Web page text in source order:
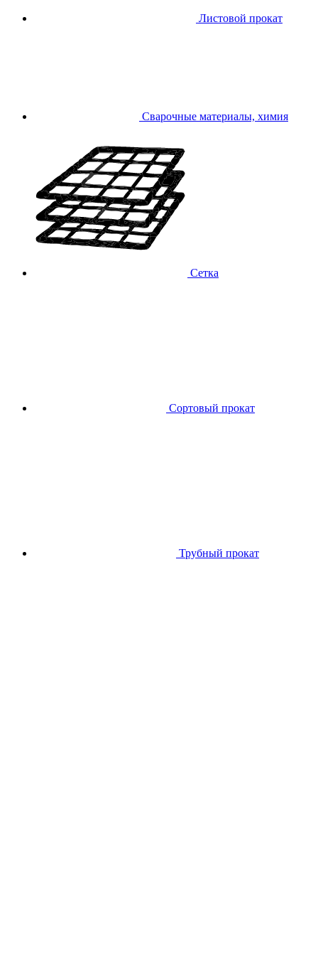
Листовой прокат
Сварочные материалы, химия
Сетка
Сортовый прокат
Трубный прокат